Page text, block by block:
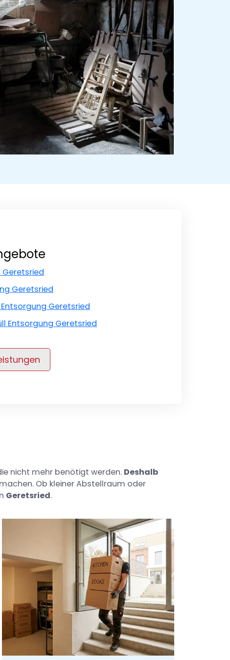
Geretsried
Geretsried
Entsorgung Geretsried
nicht mehr benötigt werden. Deshalb
Ob kleiner Abstellraum oder
Geretsried.